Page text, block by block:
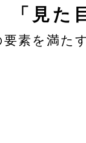
「見た
素を満た